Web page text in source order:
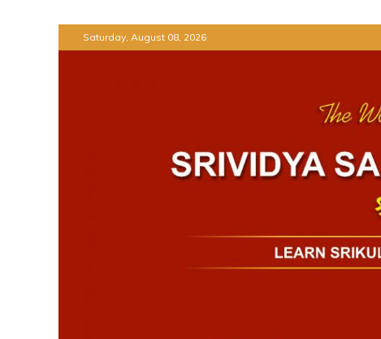
to
Saturday, August 08, 2026